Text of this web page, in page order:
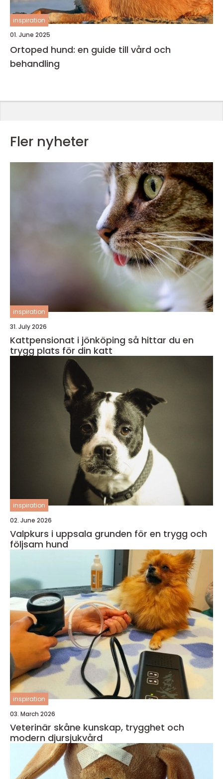
inspiration
01. June 2025
Ortoped hund: en guide till vård och
behandling
Fler nyheter
inspiration
31. July 2026
Kattpensionat i jönköping så hittar du en
trygg plats för din katt
inspiration
02. June 2026
Valpkurs i uppsala grunden för en trygg och
följsam hund
inspiration
03. March 2026
Veterinär skåne kunskap, trygghet och
modern djursjukvård